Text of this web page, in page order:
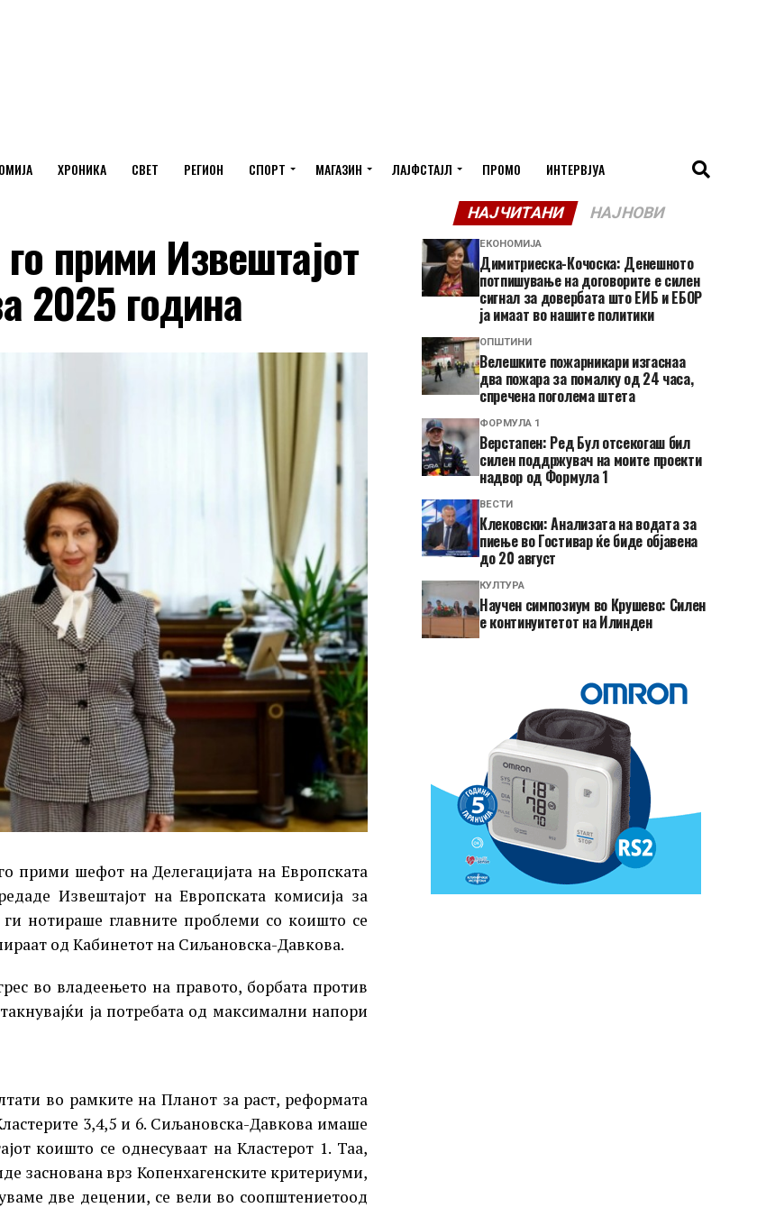
ХРОНИКА СВЕТ РЕГИОН СПОРТ МАГАЗИН ЛАЈФСТАЈЛ ПРОМО ИНТЕРВЈУА
прими Извештајот
2025 година
прими шефот на Делегацијата на Европската
Извештајот на Европската комисија за
нотираше главните проблеми со коишто се
од Кабинетот на Сиљановска-Давкова.
во владеењето на правото, борбата против
ја потребата од максимални напори
во рамките на Планот за раст, реформата
3,4,5 и 6. Сиљановска-Давкова имаше
коишто се однесуваат на Кластерот 1. Таа,
заснована врз Копенхагенските критериуми,
две децении, се вели во соопштениетоод
НАЈЧИТАНИ НАЈНОВИ
ЕКОНОМИЈА
Димитриеска-Кочоска: Денешното
потпишување на договорите е силен
сигнал за довербата што ЕИБ и ЕБОР
ја имаат во нашите политики
ОПШТИНИ
Велешките пожарникари изгаснаа
два пожара за помалку од 24 часа,
спречена поголема штета
ФОРМУЛА 1
Верстапен: Ред Бул отсекогаш бил
силен поддржувач на моите проекти
надвор од Формула 1
ВЕСТИ
Клековски: Анализата на водата за
пиење во Гостивар ќе биде објавена
до 20 август
КУЛТУРА
Научен симпозиум во Крушево: Силен
е континуитетот на Илинден